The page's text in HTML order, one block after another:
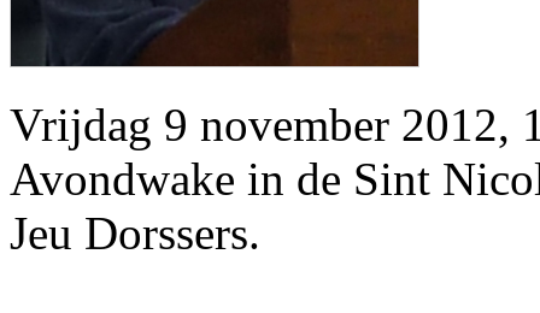
Vrijdag 9 november 2012,
Avondwake in de Sint
Jeu Dorssers.